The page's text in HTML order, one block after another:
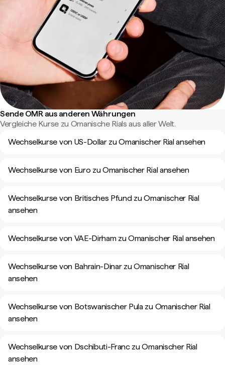
Sende OMR aus anderen Währungen
Vergleiche Kurse zu Omanische Rials aus aller Welt.
Wechselkurse von US-Dollar zu Omanischer Rial ansehen
Wechselkurse von Euro zu Omanischer Rial ansehen
Wechselkurse von Britisches Pfund zu Omanischer Rial
ansehen
Wechselkurse von VAE-Dirham zu Omanischer Rial ansehen
Wechselkurse von Bahrain-Dinar zu Omanischer Rial
ansehen
Wechselkurse von Botswanischer Pula zu Omanischer Rial
ansehen
Wechselkurse von Dschibuti-Franc zu Omanischer Rial
ansehen